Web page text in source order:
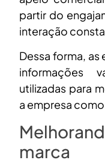
partir do
interação
Dessa forma,
informações
utilizadas para
a empresa
marca